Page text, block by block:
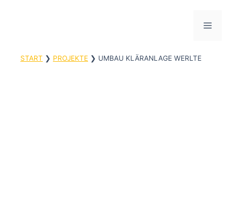
START ❯ PROJEKTE ❯ UMBAU KLÄRANLAGE WERLTE